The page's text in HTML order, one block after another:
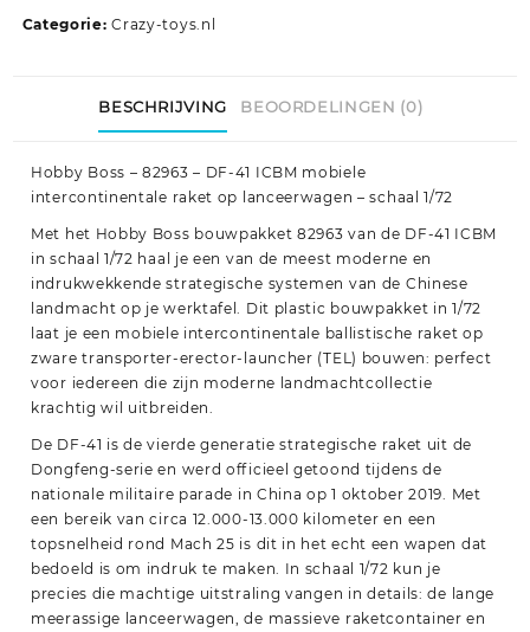
Categorie:Crazy-toys.nl
BESCHRIJVING BEOORDELINGEN (0)
Hobby Boss – 82963 – DF-41 ICBM mobiele
intercontinentale raket op lanceerwagen – schaal 1/72
Met het Hobby Boss bouwpakket 82963 van de DF-41 ICBM
in schaal 1/72 haal je een van de meest moderne en
indrukwekkende strategische systemen van de Chinese
landmacht op je werktafel. Dit plastic bouwpakket in 1/72
laat je een mobiele intercontinentale ballistische raket op
zware transporter-erector-launcher (TEL) bouwen: perfect
voor iedereen die zijn moderne landmachtcollectie
krachtig wil uitbreiden.
De DF-41 is de vierde generatie strategische raket uit de
Dongfeng-serie en werd officieel getoond tijdens de
nationale militaire parade in China op 1 oktober 2019. Met
een bereik van circa 12.000-13.000 kilometer en een
topsnelheid rond Mach 25 is dit in het echt een wapen dat
bedoeld is om indruk te maken. In schaal 1/72 kun je
precies die machtige uitstraling vangen in details: de lange
meerassige lanceerwagen, de massieve raketcontainer en